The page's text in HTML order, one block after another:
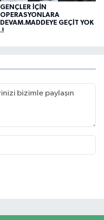
GENÇLER İÇİN
OPERASYONLARA
DEVAM.MADDEYE GEÇİT YOK
.!